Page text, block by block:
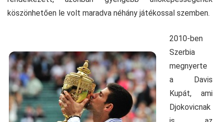
köszönhetően le volt maradva néhány játékossal szemben.
2010-ben
Szerbia
megnyerte
a Davis
Kupát, ami
Djokovicnak